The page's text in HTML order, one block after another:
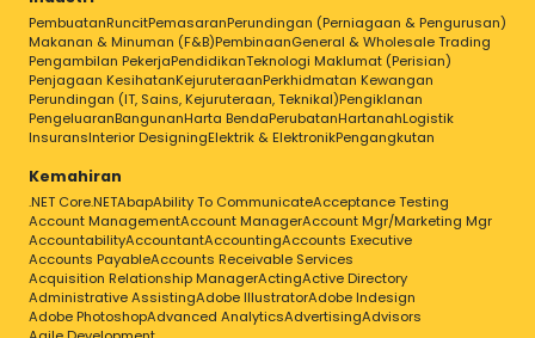
PembuatanRuncitPemasaranPerundingan (Perniagaan & Pengurusan)
Makanan & Minuman (F&B)PembinaanGeneral & Wholesale Trading
Pengambilan PekerjaPendidikanTeknologi Maklumat (Perisian)
Penjagaan KesihatanKejuruteraanPerkhidmatan Kewangan
Perundingan (IT, Sains, Kejuruteraan, Teknikal)Pengiklanan
PengeluaranBangunanHarta BendaPerubatanHartanahLogistik
InsuransInterior DesigningElektrik & ElektronikPengangkutan
Kemahiran
.NET Core.NETAbapAbility To CommunicateAcceptance Testing
Account ManagementAccount ManagerAccount Mgr/Marketing Mgr
AccountabilityAccountantAccountingAccounts Executive
Accounts PayableAccounts Receivable Services
Acquisition Relationship ManagerActingActive Directory
Administrative AssistingAdobe IllustratorAdobe Indesign
Adobe PhotoshopAdvanced AnalyticsAdvertisingAdvisors